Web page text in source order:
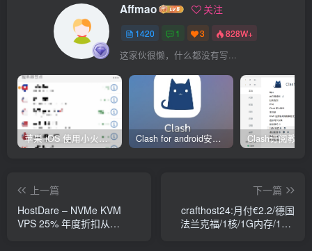
Affmao 关注
1420 1 3 828W+
这家伙很懒，什么都没有写...
苹果 iOS 使用小火箭(shadowrocket)新手教程 Clash for android安卓客户端保姆级新手使用教程
上一篇
HostDare – NVMe KVM
VPS 25% 年度折扣从
下一篇
crafthost24:月付€2.2/德国
法兰克福/1核/1G内存/10G